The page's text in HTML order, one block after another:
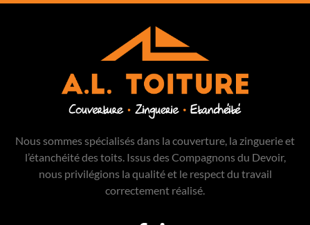
Nous sommes spécialisés dans la couverture, la zinguerie et
l’étanchéité des toits. Issus des Compagnons du Devoir,
nous privilégions la qualité et le respect du travail
correctement réalisé.